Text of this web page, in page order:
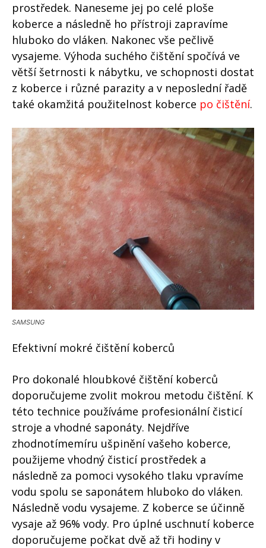
prostředek. Naneseme jej po celé ploše
koberce a následně ho přístroji zapravíme
hluboko do vláken. Nakonec vše pečlivě
vysajeme. Výhoda suchého čištění spočívá ve
větší šetrnosti k nábytku, ve schopnosti dostat
z koberce i různé parazity a v neposlední řadě
také okamžitá použitelnost koberce po čištění.
SAMSUNG
Efektivní mokré čištění koberců
Pro dokonalé hloubkové čištění koberců
doporučujeme zvolit mokrou metodu čištění. K
této technice používáme profesionální čisticí
stroje a vhodné saponáty. Nejdříve
zhodnotímemíru ušpinění vašeho koberce,
použijeme vhodný čisticí prostředek a
následně za pomoci vysokého tlaku vpravíme
vodu spolu se saponátem hluboko do vláken.
Následně vodu vysajeme. Z koberce se účinně
vysaje až 96% vody. Pro úplné uschnutí koberce
doporučujeme počkat dvě až tři hodiny v